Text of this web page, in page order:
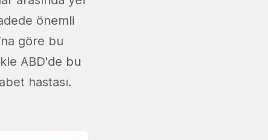
önemli
göre bu
ABD'de bu
hastası.